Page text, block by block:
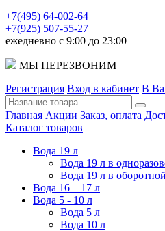
+7(495) 64-002-64
+7(925) 507-55-27
ежедневно с 9:00 до 23:00
МЫ ПЕРЕЗВОНИМ
Регистрация Вход в кабинет В
Главная Акции Заказ, оплата
Каталог товаров
Вода 19 л
Вода 19 л в
Вода 19 л в
Вода 16 – 17 л
Вода 5 - 10 л
Вода 5 л
Вода 10 л